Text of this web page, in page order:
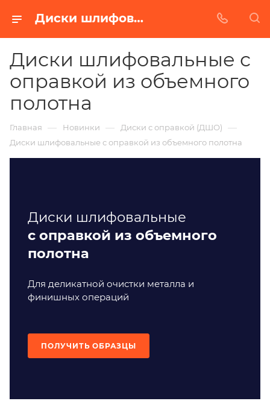
Диски шлифовальные с оправкой из объемного полотна
Диски шлифовальные с
оправкой из объемного
полотна
Главная — Новинки — Диски с оправкой (ДШО) —
Диски шлифовальные с оправкой из объемного полотна
Диски шлифовальные
с оправкой из объемного
полотна
Для деликатной очистки металла и
финишных операций
ПОЛУЧИТЬ ОБРАЗЦЫ